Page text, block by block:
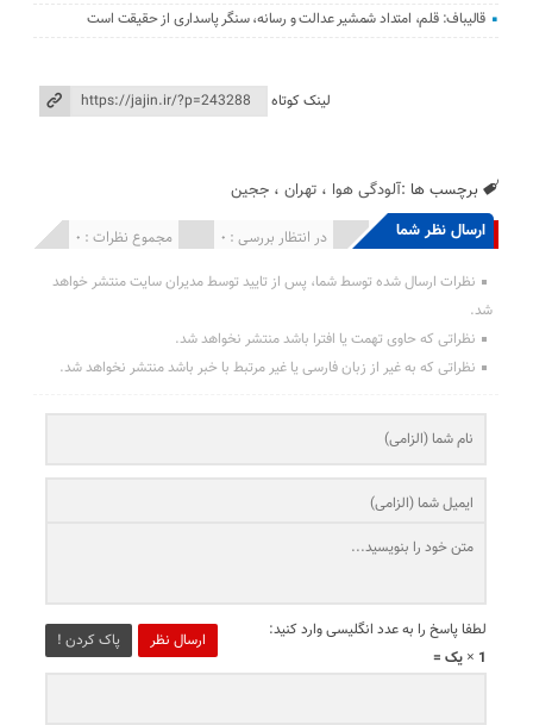
قالیباف: قلم، امتداد شمشیر عدالت و رسانه، سنگر پاسداری از حقیقت است
لینک کوتاه
برچسب ها :آلودگی هوا ،تهران ،ججین
ارسال نظر شما مجموع نظرات : 0 در انتظار بررسی : 0 انتشار یافته : 0
نظرات ارسال شده توسط شما، پس از تایید توسط مدیران سایت منتشر خواهد
شد.
نظراتی که حاوی تهمت یا افترا باشد منتشر نخواهد شد.
نظراتی که به غیر از زبان فارسی یا غیر مرتبط با خبر باشد منتشر نخواهد شد.
ارسال نظر پاک کردن !
لطفا پاسخ را به عدد انگلیسی وارد کنید:
1 × یک =